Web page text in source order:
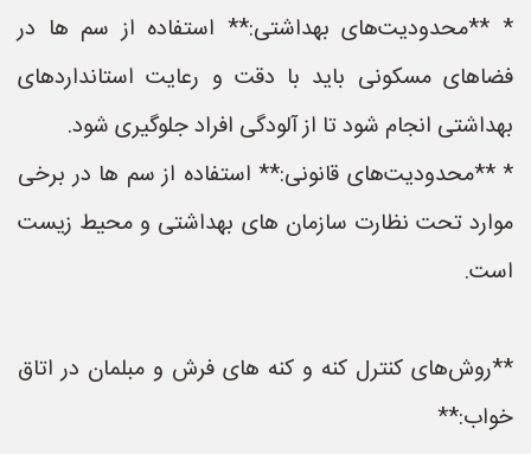
* **محدودیت‌های بهداشتی:** استفاده از سم ها در
فضاهای مسکونی باید با دقت و رعایت استانداردهای
بهداشتی انجام شود تا از آلودگی افراد جلوگیری شود.
* **محدودیت‌های قانونی:** استفاده از سم ها در برخی
موارد تحت نظارت سازمان های بهداشتی و محیط زیست
است.
**روش‌های کنترل کنه و کنه های فرش و مبلمان در اتاق
خواب:**